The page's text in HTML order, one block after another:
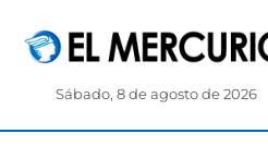
Sábado, 8 de agosto de 2026